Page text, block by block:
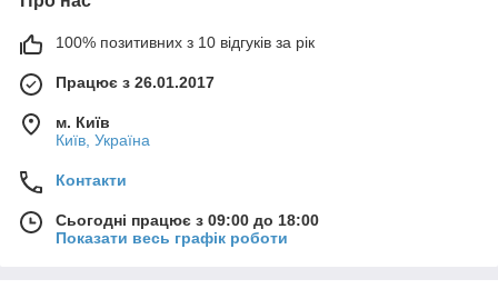
100% позитивних з 10 відгуків за рік
Працює з 26.01.2017
м. Київ
Київ, Україна
Контакти
Сьогодні працює з 09:00 до 18:00
Показати весь графік роботи